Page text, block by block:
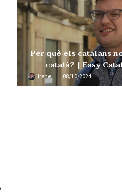
Per què els catalans
català? | Easy
Irene 08/10/2024